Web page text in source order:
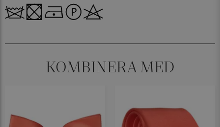
KOMBINERA MED